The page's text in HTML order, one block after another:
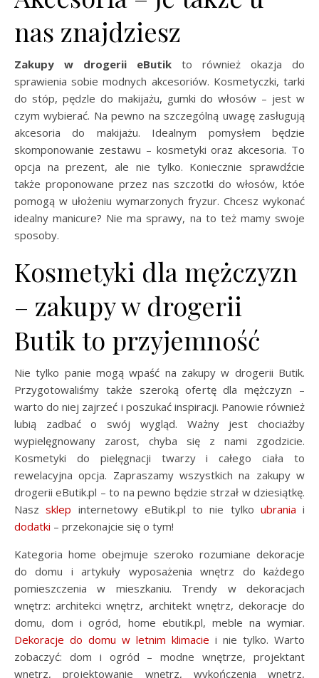
nas znajdziesz
Zakupy w drogerii eButik to również okazja do
sprawienia sobie modnych akcesoriów. Kosmetyczki, tarki
do stóp, pędzle do makijażu, gumki do włosów – jest w
czym wybierać. Na pewno na szczególną uwagę zasługują
akcesoria do makijażu. Idealnym pomysłem będzie
skomponowanie zestawu – kosmetyki oraz akcesoria. To
opcja na prezent, ale nie tylko. Koniecznie sprawdźcie
także proponowane przez nas szczotki do włosów, któe
pomogą w ułożeniu wymarzonych fryzur. Chcesz wykonać
idealny manicure? Nie ma sprawy, na to też mamy swoje
sposoby.
Kosmetyki dla mężczyzn
– zakupy w drogerii
Butik to przyjemność
Nie tylko panie mogą wpaść na zakupy w drogerii Butik.
Przygotowaliśmy także szeroką ofertę dla mężczyzn –
warto do niej zajrzeć i poszukać inspiracji. Panowie również
lubią zadbać o swój wygląd. Ważny jest chociażby
wypielęgnowany zarost, chyba się z nami zgodzicie.
Kosmetyki do pielęgnacji twarzy i całego ciała to
rewelacyjna opcja. Zapraszamy wszystkich na zakupy w
drogerii eButik.pl – to na pewno będzie strzał w dziesiątkę.
Naszsklep internetowy eButik.pl to nie tylko ubrania i
dodatki – przekonajcie się o tym!
Kategoria home obejmuje szeroko rozumiane dekoracje
do domu i artykuły wyposażenia wnętrz do każdego
pomieszczenia w mieszkaniu. Trendy w dekoracjach
wnętrz: architekci wnętrz, architekt wnętrz, dekoracje do
domu, dom i ogród, home ebutik.pl, meble na wymiar.
Dekoracje do domu w letnim klimacie i nie tylko. Warto
zobaczyć: dom i ogród – modne wnętrze, projektant
wnętrz, projektowanie wnętrz, wykończenia wnętrz,